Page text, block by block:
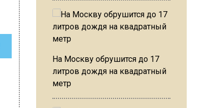
На Москву обрушится до 17
литров дождя на квадратный
метр